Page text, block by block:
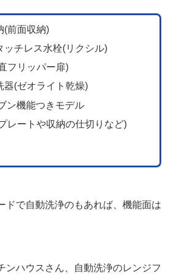
(前面収納)
ッチレス水栓(リクシル)
フリッパー扉)
器(ゼオライト乾燥)
ン機能つきモデル
レートや収納の仕切りなど)
ドで自動洗浄のもあれば、機能面は
ンハウスさん、自動洗浄のレンジフ